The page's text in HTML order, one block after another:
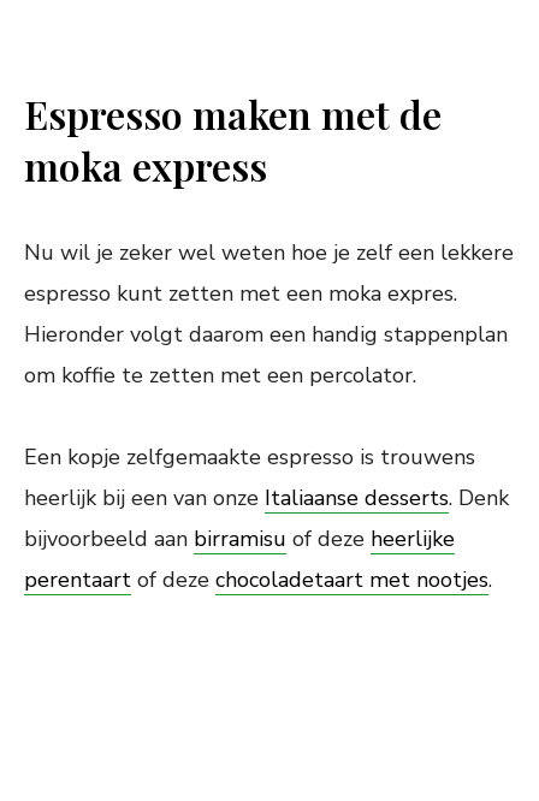
Espresso maken met de
moka express
Nu wil je zeker wel weten hoe je zelf een lekkere
espresso kunt zetten met een moka expres.
Hieronder volgt daarom een handig stappenplan
om koffie te zetten met een percolator.
Een kopje zelfgemaakte espresso is trouwens
heerlijk bij een van onze Italiaanse desserts. Denk
bijvoorbeeld aan birramisu of deze heerlijke
perentaart of deze chocoladetaart met nootjes.